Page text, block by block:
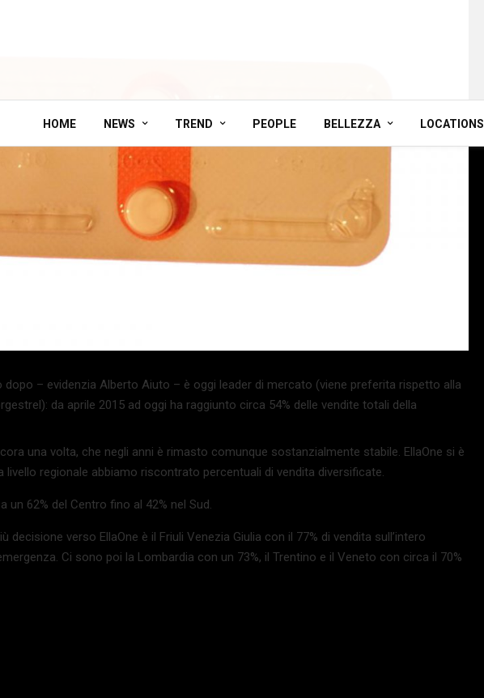
HOME NEWS TREND PEOPLE BELLEZZA LOCATIONS
dopo – evidenzia Alberto Aiuto – è oggi leader di mercato (viene preferita rispetto alla
da aprile 2015 ad oggi ha raggiunto circa 54% delle vendite totali della
una volta, che negli anni è rimasto comunque sostanzialmente stabile. EllaOne si è
livello regionale abbiamo riscontrato percentuali di vendita diversificate.
un 62% del Centro fino al 42% nel Sud.
decisione verso EllaOne è il Friuli Venezia Giulia con il 77% di vendita sull’intero
Ci sono poi la Lombardia con un 73%, il Trentino e il Veneto con circa il 70%